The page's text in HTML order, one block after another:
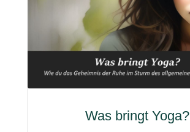
Was bringt Yoga?